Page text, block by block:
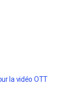
la vidéo OTT